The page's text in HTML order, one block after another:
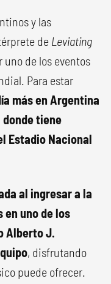
y las
de Leviating
uno de los eventos
Para estar
más en Argentina
tiene
Estadio Nacional
al ingresar a la
en uno de los
Alberto J.
, disfrutando
puede ofrecer.